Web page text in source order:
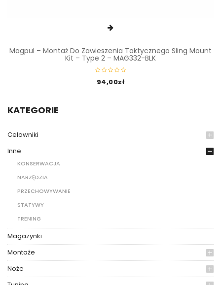
KATEGORIE
Celowniki
Inne
KONSERWACJA
NARZĘDZIA
PRZECHOWYWANIE
STATYWY
TRENING
Magazynki
Montaże
Noże
Magpul – Montaż Do Zawieszenia Taktycznego Sling Mount
Kit – Type 2 – MAG332-BLK
94,00zł